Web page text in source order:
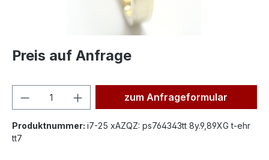
Preis auf Anfrage
Produkt Anzahl: Gib den
zum Anfrageformular
Produktnummer: i7-25 xAZQZ: ps764343tt 8y.9,89XG t-ehr
tt7